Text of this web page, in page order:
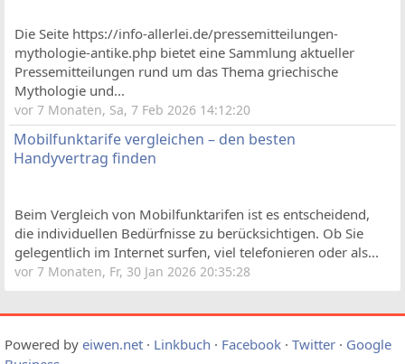
Die Seite https://info-allerlei.de/pressemitteilungen-
mythologie-antike.php bietet eine Sammlung aktueller
Pressemitteilungen rund um das Thema griechische
Mythologie und...
vor 7 Monaten, Sa, 7 Feb 2026 14:12:20
Mobilfunktarife vergleichen – den besten
Handyvertrag finden
Beim Vergleich von Mobilfunktarifen ist es entscheidend,
die individuellen Bedürfnisse zu berücksichtigen. Ob Sie
gelegentlich im Internet surfen, viel telefonieren oder als...
vor 7 Monaten, Fr, 30 Jan 2026 20:35:28
Powered by eiwen.net · Linkbuch · Facebook · Twitter · Google